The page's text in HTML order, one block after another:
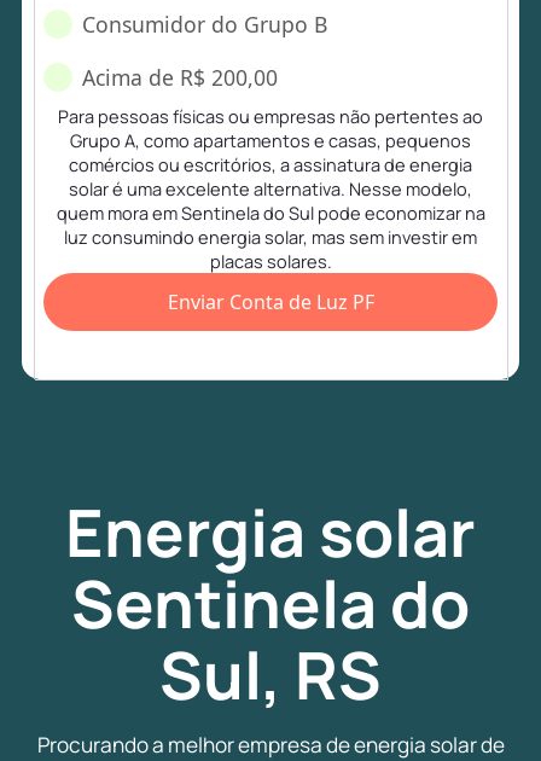
Consumidor do Grupo B
Acima de R$ 200,00
Para pessoas físicas ou empresas não pertentes ao
Grupo A, como apartamentos e casas, pequenos
comércios ou escritórios, a assinatura de energia
solar é uma excelente alternativa. Nesse modelo,
quem mora em Sentinela do Sul pode economizar na
luz consumindo energia solar, mas sem investir em
placas solares.
Enviar Conta de Luz PF
Energia solar
Sentinela do
Sul, RS
Procurando a melhor empresa de energia solar de